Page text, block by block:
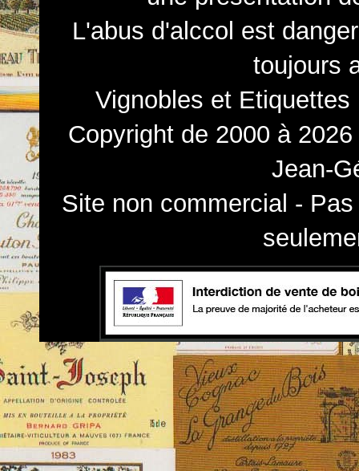
L'abus d'alccol est
toujours
Vignobles et
Copyright de 2000 à
Jean-
Site non commercial -